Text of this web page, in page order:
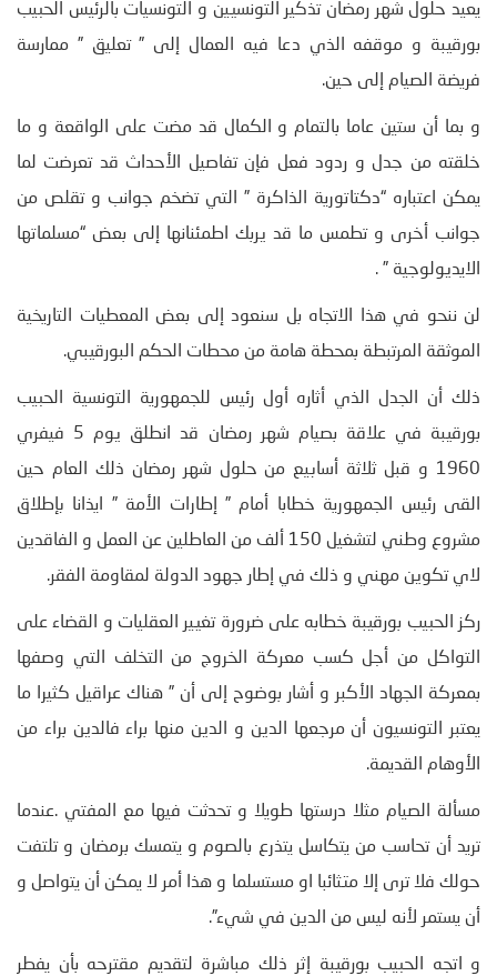
يعيد حلول شهر رمضان تذكير التونسيين و التونسيات بالرئيس الحبيب
بورقيبة و موقفه الذي دعا فيه العمال إلى ” تعليق ” ممارسة
فريضة الصيام إلى حين.
و بما أن ستين عاما بالتمام و الكمال قد مضت على الواقعة و ما
خلقته من جدل و ردود فعل فإن تفاصيل الأحداث قد تعرضت لما
يمكن اعتباره “دكتاتورية الذاكرة ” التي تضخم جوانب و تقلص من
جوانب أخرى و تطمس ما قد يربك اطمئنانها إلى بعض “مسلماتها
الايديولوجية ” .
لن ننحو في هذا الاتجاه بل سنعود إلى بعض المعطيات التاريخية
الموثقة المرتبطة بمحطة هامة من محطات الحكم البورقيبي.
ذلك أن الجدل الذي أثاره أول رئيس للجمهورية التونسية الحبيب
بورقيبة في علاقة بصيام شهر رمضان قد انطلق يوم 5 فيفري
1960 و قبل ثلاثة أسابيع من حلول شهر رمضان ذلك العام حين
القى رئيس الجمهورية خطابا أمام ” إطارات الأمة ” ايذانا بإطلاق
مشروع وطني لتشغيل 150 ألف من العاطلين عن العمل و الفاقدين
لاي تكوين مهني و ذلك في إطار جهود الدولة لمقاومة الفقر.
ركز الحبيب بورقيبة خطابه على ضرورة تغيير العقليات و القضاء على
التواكل من أجل كسب معركة الخروج من التخلف التي وصفها
بمعركة الجهاد الأكبر و أشار بوضوح إلى أن ” هناك عراقيل كثيرا ما
يعتبر التونسيون أن مرجعها الدين و الدين منها براء فالدين براء من
الأوهام القديمة.
مسألة الصيام مثلا درستها طويلا و تحدثت فيها مع المفتي .عندما
تريد أن تحاسب من يتكاسل يتذرع بالصوم و يتمسك برمضان و تلتفت
حولك فلا ترى إلا متثائبا او مستسلما و هذا أمر لا يمكن أن يتواصل و
أن يستمر لأنه ليس من الدين في شيء”.
و اتجه الحبيب بورقيبة إثر ذلك مباشرة لتقديم مقترحه بأن يفطر